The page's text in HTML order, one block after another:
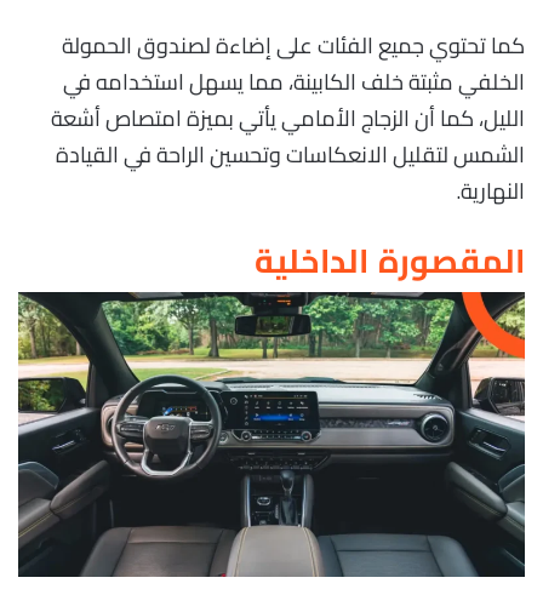
كما تحتوي جميع الفئات على إضاءة لصندوق الحمولة
الخلفي مثبتة خلف الكابينة، مما يسهل استخدامه في
الليل، كما أن الزجاج الأمامي يأتي بميزة امتصاص أشعة
الشمس لتقليل الانعكاسات وتحسين الراحة في القيادة
النهارية.
المقصورة الداخلية